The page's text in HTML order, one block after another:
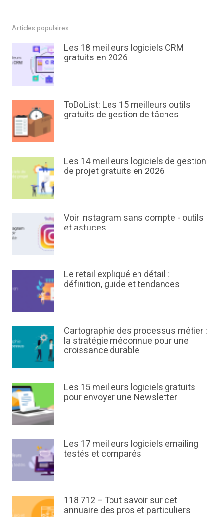
Articles populaires
Les 18 meilleurs logiciels CRM
gratuits en 2026
ToDoList: Les 15 meilleurs outils
gratuits de gestion de tâches
Les 14 meilleurs logiciels de gestion
de projet gratuits en 2026
Voir instagram sans compte - outils
et astuces
Le retail expliqué en détail :
définition, guide et tendances
Cartographie des processus métier :
la stratégie méconnue pour une
croissance durable
Les 15 meilleurs logiciels gratuits
pour envoyer une Newsletter
Les 17 meilleurs logiciels emailing
testés et comparés
118 712 – Tout savoir sur cet
annuaire des pros et particuliers